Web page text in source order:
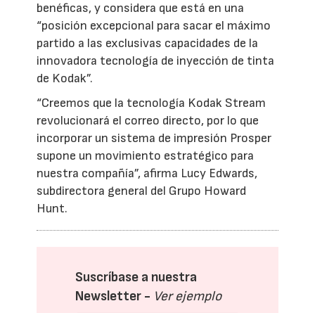
benéficas, y considera que está en una
“posición excepcional para sacar el máximo
partido a las exclusivas capacidades de la
innovadora tecnología de inyección de tinta
de Kodak”.
“Creemos que la tecnología Kodak Stream
revolucionará el correo directo, por lo que
incorporar un sistema de impresión Prosper
supone un movimiento estratégico para
nuestra compañía”, afirma Lucy Edwards,
subdirectora general del Grupo Howard
Hunt.
Suscríbase a nuestra
Newsletter - Ver ejemplo